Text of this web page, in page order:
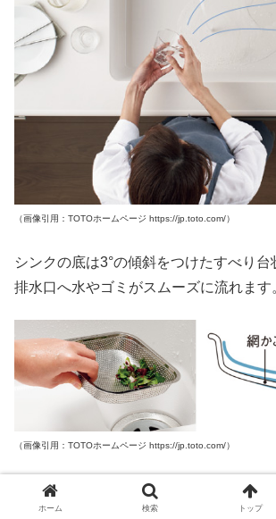
（画像引用：TOTOホームページ https://jp.toto.com/）
シンクの底は3°の傾斜をつけたすべり台
排水口へ水やゴミがスムーズに流れます
（画像引用：TOTOホームページ https://jp.toto.com/）
網かごはゴミが引っかかりにくく、まと
ホーム 検索 トップ